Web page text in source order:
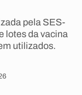
pela SES-
lotes da vacina
utilizados.